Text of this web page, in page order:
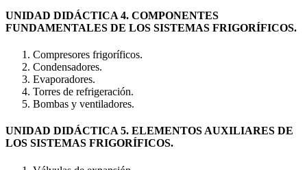
UNIDAD DIDÁCTICA 4. COMPONENTES
FUNDAMENTALES DE LOS SISTEMAS FRIGORÍFICOS.
Compresores frigoríficos.
Condensadores.
Evaporadores.
Torres de refrigeración.
Bombas y ventiladores.
UNIDAD DIDÁCTICA 5. ELEMENTOS AUXILIARES DE
LOS SISTEMAS FRIGORÍFICOS.